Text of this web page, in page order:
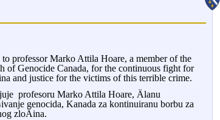
professor Marko Attila Hoare, a member of the
of Genocide Canada, for the continuous fight for
and justice for the victims of this terrible crime.
profesoru Marko Attila Hoare, Älanu
genocida, Kanada za kontinuiranu borbu za
zloÄina.